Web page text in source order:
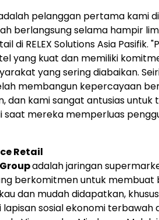
pelanggan pertama kami
berlangsung selama hampir
di RELEX Solutions Asia Pasifik.
yang kuat dan memiliki
yang sering diabaikan.
membangun kepercayaan
dan kami sangat antusias untuk
saat mereka memperluas
Retail
adalah jaringan
berkomitmen untuk
dan mudah didapatkan,
sosial ekonomi terbawah